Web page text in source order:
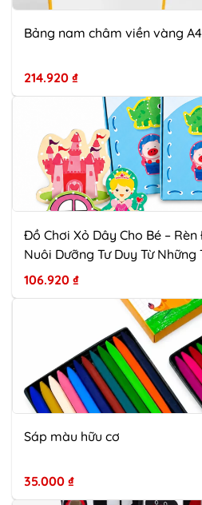
Bảng nam châm viền vàng A4
214.920 ₫
Đồ Chơi Xỏ Dây Cho Bé –
Nuôi Dưỡng Tư Duy Từ
106.920 ₫
Sáp màu hữu cơ
35.000 ₫